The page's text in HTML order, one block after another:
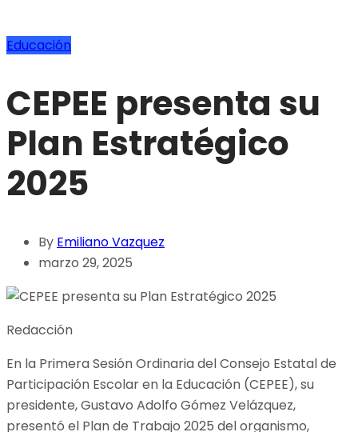
Educación
CEPEE presenta su
Plan Estratégico
2025
By Emiliano Vazquez
marzo 29, 2025
Redacción
En la Primera Sesión Ordinaria del Consejo Estatal de
Participación Escolar en la Educación (CEPEE), su
presidente, Gustavo Adolfo Gómez Velázquez,
presentó el Plan de Trabajo 2025 del organismo,